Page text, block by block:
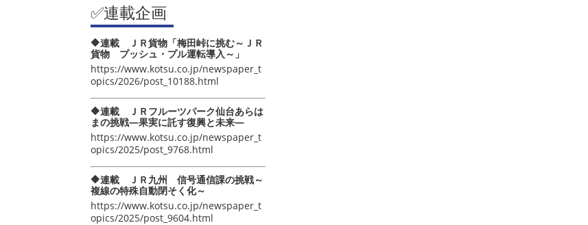
✅連載企画
🔶連載 ＪＲ貨物「梅田峠に挑む～ＪＲ
貨物 プッシュ・プル運転導入～」
https://www.kotsu.co.jp/newspaper_t
opics/2026/post_10188.html
🔶連載 ＪＲフルーツパーク仙台あらは
まの挑戦―果実に託す復興と未来―
https://www.kotsu.co.jp/newspaper_t
opics/2025/post_9768.html
🔶連載 ＪＲ九州 信号通信課の挑戦～
複線の特殊自動閉そく化～
https://www.kotsu.co.jp/newspaper_t
opics/2025/post_9604.html